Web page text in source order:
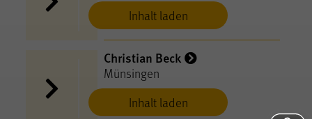
Inhalt laden
Inhalt laden
Christian Beck
Münsingen